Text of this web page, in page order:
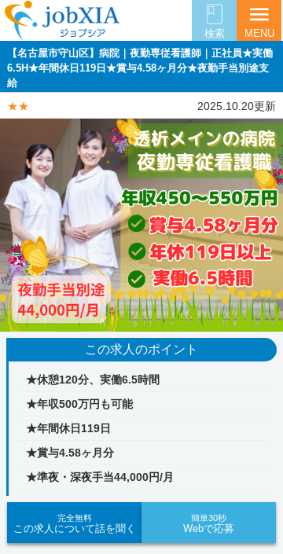
検索
menu
MENU
【名古屋市守山区】病院｜夜勤専従看護師｜正社員★実働
6.5H★年間休日119日★賞与4.58ヶ月分★夜勤手当別途支
給
★★ 2025.10.20更新
この求人のポイント
★休憩120分、実働6.5時間
★年収500万円も可能
★年間休日119日
★賞与4.58ヶ月分
★準夜・深夜手当44,000円/月
完全無料
この求人について話を聞く
簡単30秒
Webで応募